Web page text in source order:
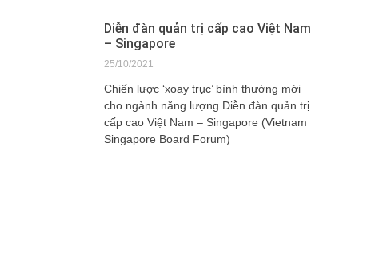
Diễn đàn quản trị cấp cao Việt Nam
– Singapore
25/10/2021
Chiến lược ‘xoay trục’ bình thường mới
cho ngành năng lượng Diễn đàn quản trị
cấp cao Việt Nam – Singapore (Vietnam
Singapore Board Forum)